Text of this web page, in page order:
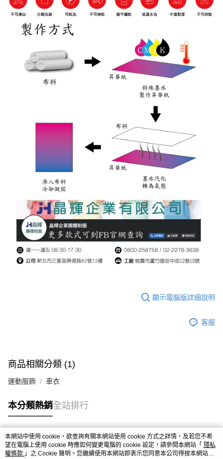
顯示電腦版詳細說明
客服
商品相關分類 (1)
運動服飾 車衣
本分類熱銷全站排行
熱門標籤
本網站中使用 cookie，欲查詢有關本網站使用 cookie 方式之詳情，及若您不希
望在電腦上使用 cookie 時應如何變更電腦的 cookie 設定，請參閱本網站「 隱私
權條款 」之 Cookie 聲明。您繼續使用本網站即表示您同意本公司得按本網站使